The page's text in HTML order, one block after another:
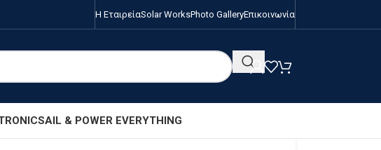
Η ΕταιρείαSolar WorksPhoto GalleryΕπικοινωνία
SAIL & POWER EVERYTHING